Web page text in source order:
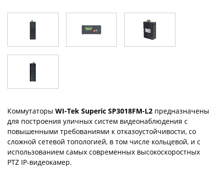
Коммутаторы WI-Tek Superic SP3018FM-L2 предназначены
для построения уличных систем видеонаблюдения c
повышенными требованиями к отказоустойчивости, со
сложной сетевой топологией, в том числе кольцевой, и с
использованием самых современных высокоскоростных
PTZ IP-видеокамер.